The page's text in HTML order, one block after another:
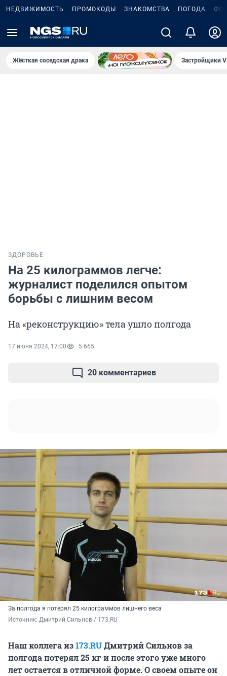
НЕДВИЖИМОСТЬ ПРОМОКОДЫ ЗНАКОМСТВА ПОГОДА
Жёсткая соседская драка Застройщики
ЗДОРОВЬЕ
На 25 килограммов легче:
журналист поделился опытом
борьбы с лишним весом
На «реконструкцию» тела ушло полгода
17 июня 2024, 17:00 5 665
20 комментариев
За полгода я потерял 25 килограммов лишнего веса
Источник: Дмитрий Сильнов / 173.RU
Наш коллега из173.RUДмитрий Сильнов за
полгода потерял 25 кг и после этого уже много
лет остается в отличной форме. О своем опыте он